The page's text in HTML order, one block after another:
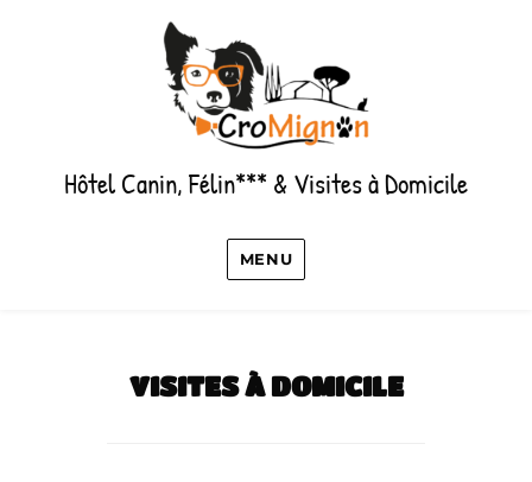
Hôtel Canin, Félin*** & Visites à Domicile
MENU
VISITES À DOMICILE